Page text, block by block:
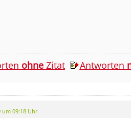
ohneZitat Antworten
um 09:18 Uhr